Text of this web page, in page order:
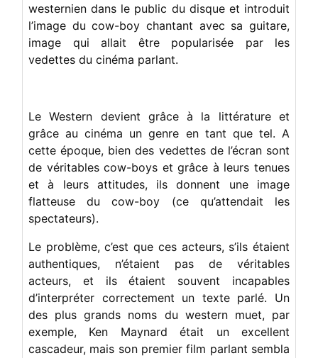
westernien dans le public du disque et introduit
l’image du cow-boy chantant avec sa guitare,
image qui allait être popularisée par les
vedettes du cinéma parlant.
Le Western devient grâce à la littérature et
grâce au cinéma un genre en tant que tel. A
cette époque, bien des vedettes de l’écran sont
de véritables cow-boys et grâce à leurs tenues
et à leurs attitudes, ils donnent une image
flatteuse du cow-boy (ce qu’attendait les
spectateurs).
Le problème, c’est que ces acteurs, s’ils étaient
authentiques, n’étaient pas de véritables
acteurs, et ils étaient souvent incapables
d’interpréter correctement un texte parlé. Un
des plus grands noms du western muet, par
exemple, Ken Maynard était un excellent
cascadeur, mais son premier film parlant sembla